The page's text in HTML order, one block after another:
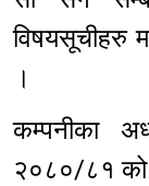
विषयसूचीहरु
।
कम्पनीका
२०८०/८१ को